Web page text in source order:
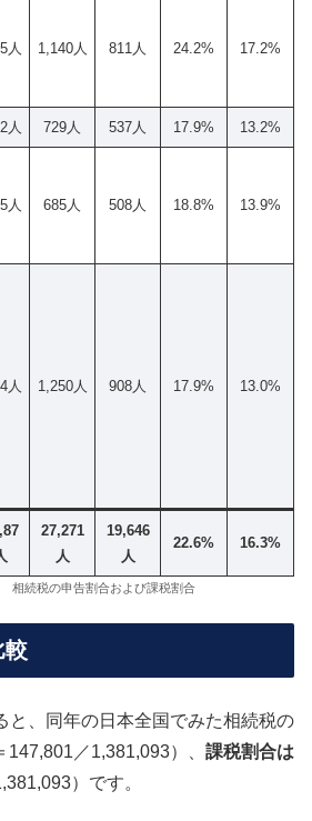
人 1,140人 811人 24.2% 17.2%
人 729人 537人 17.9% 13.2%
人 685人 508人 18.8% 13.9%
人 1,250人 908人 17.9% 13.0%
27,271
人
19,646
人
22.6% 16.3%
続税の申告割合および課税割合
較
と、同年の日本全国でみた相続税の
147,801／1,381,093）、 課税割合は
）です。